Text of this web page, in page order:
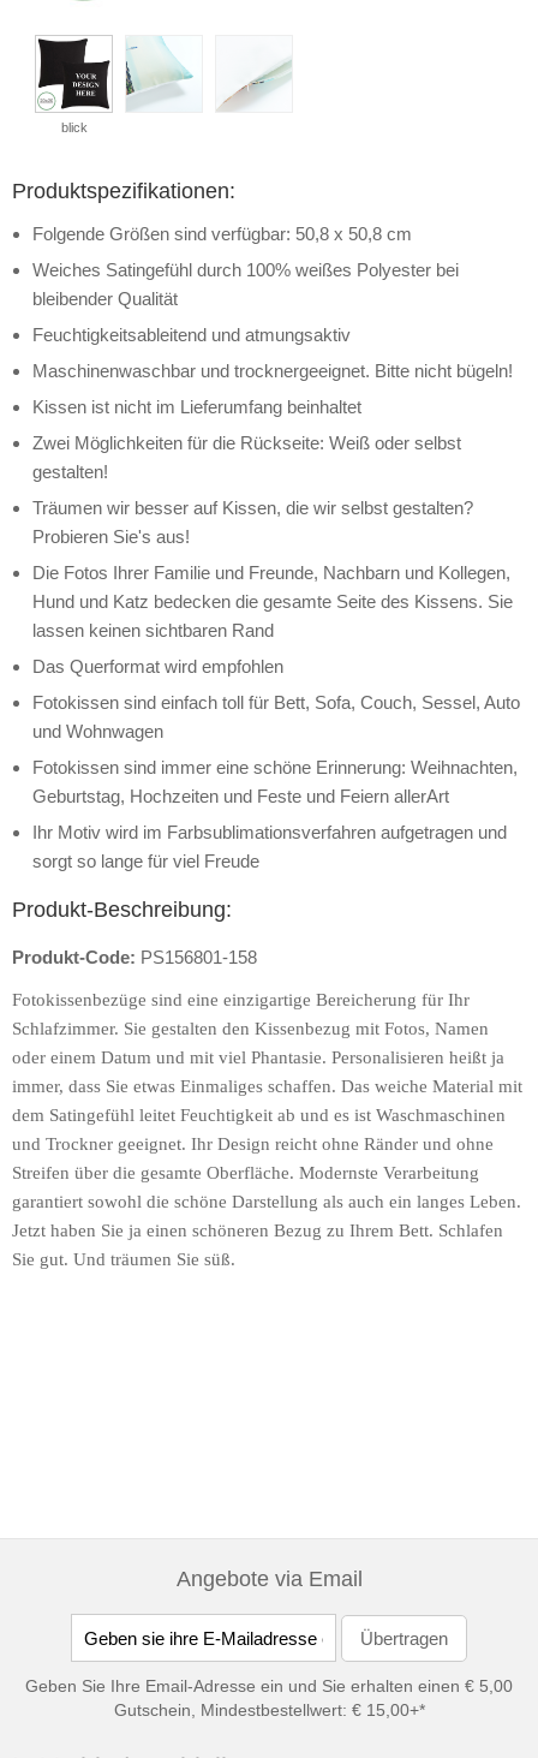
blick
Produktspezifikationen:
Folgende Größen sind verfügbar: 50,8 x 50,8 cm
Weiches Satingefühl durch 100% weißes Polyester bei
bleibender Qualität
Feuchtigkeitsableitend und atmungsaktiv
Maschinenwaschbar und trocknergeeignet. Bitte nicht bügeln!
Kissen ist nicht im Lieferumfang beinhaltet
Zwei Möglichkeiten für die Rückseite: Weiß oder selbst
gestalten!
Träumen wir besser auf Kissen, die wir selbst gestalten?
Probieren Sie's aus!
Die Fotos Ihrer Familie und Freunde, Nachbarn und Kollegen,
Hund und Katz bedecken die gesamte Seite des Kissens. Sie
lassen keinen sichtbaren Rand
Das Querformat wird empfohlen
Fotokissen sind einfach toll für Bett, Sofa, Couch, Sessel, Auto
und Wohnwagen
Fotokissen sind immer eine schöne Erinnerung: Weihnachten,
Geburtstag, Hochzeiten und Feste und Feiern allerArt
Ihr Motiv wird im Farbsublimationsverfahren aufgetragen und
sorgt so lange für viel Freude
Produkt-Beschreibung:
Produkt-Code: PS156801-158
Fotokissenbezüge sind eine einzigartige Bereicherung für Ihr
Schlafzimmer. Sie gestalten den Kissenbezug mit Fotos, Namen
oder einem Datum und mit viel Phantasie. Personalisieren heißt ja
immer, dass Sie etwas Einmaliges schaffen. Das weiche Material mit
dem Satingefühl leitet Feuchtigkeit ab und es ist Waschmaschinen
und Trockner geeignet. Ihr Design reicht ohne Ränder und ohne
Streifen über die gesamte Oberfläche. Modernste Verarbeitung
garantiert sowohl die schöne Darstellung als auch ein langes Leben.
Jetzt haben Sie ja einen schöneren Bezug zu Ihrem Bett. Schlafen
Sie gut. Und träumen Sie süß.
Angebote via Email
Geben Sie Ihre Email-Adresse ein und Sie erhalten einen € 5,00
Gutschein, Mindestbestellwert: € 15,00+*